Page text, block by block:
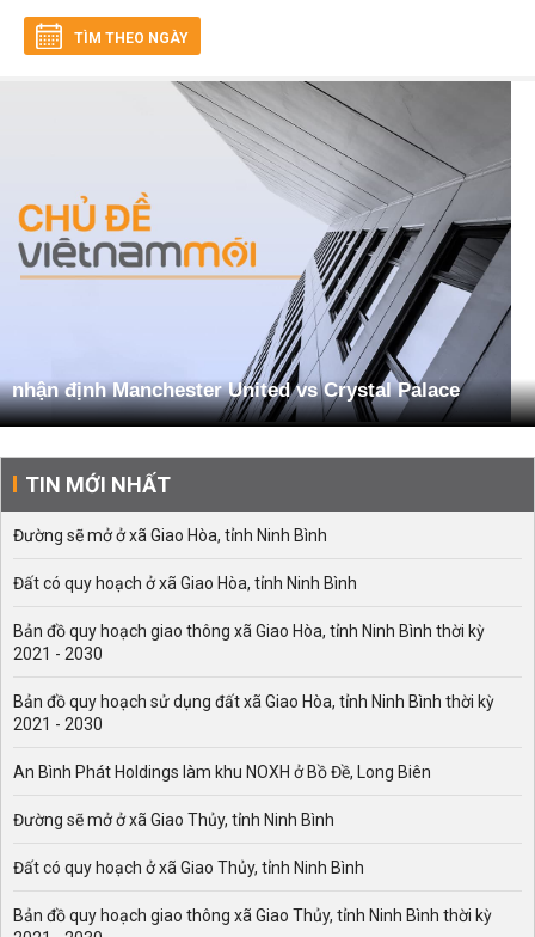
TÌM THEO NGÀY
nhận định Manchester United vs Crystal Palace
TIN MỚI NHẤT
Đường sẽ mở ở xã Giao Hòa, tỉnh Ninh Bình
Đất có quy hoạch ở xã Giao Hòa, tỉnh Ninh Bình
Bản đồ quy hoạch giao thông xã Giao Hòa, tỉnh Ninh Bình thời kỳ
2021 - 2030
Bản đồ quy hoạch sử dụng đất xã Giao Hòa, tỉnh Ninh Bình thời kỳ
2021 - 2030
An Bình Phát Holdings làm khu NOXH ở Bồ Đề, Long Biên
Đường sẽ mở ở xã Giao Thủy, tỉnh Ninh Bình
Đất có quy hoạch ở xã Giao Thủy, tỉnh Ninh Bình
Bản đồ quy hoạch giao thông xã Giao Thủy, tỉnh Ninh Bình thời kỳ